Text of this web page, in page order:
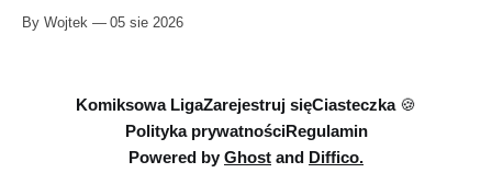
290 stron.
By Wojtek 05 sie 2026
Komiksowa LigaZarejestruj sięCiasteczka 🍪
Polityka prywatnościRegulamin
Powered by Ghost and Diffico.